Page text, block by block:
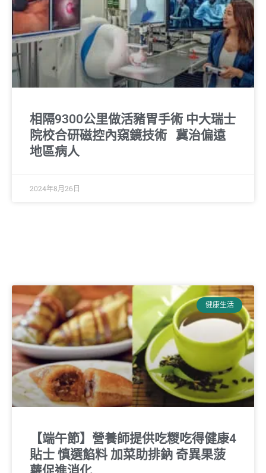
相隔9300公里做活豬胃手術 中大瑞士
院校合研磁控內窺鏡技術 冀治偏遠
地區病人
2024年8月26日
健康生活
【端午節】營養師提供吃糉吃得健康4
貼士 慎選餡料 加菜助排鈉 奇異果菠